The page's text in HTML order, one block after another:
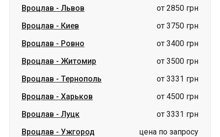
Вроцлав - Львов
от 2850 грн
Вроцлав - Киев
от 3750 грн
Вроцлав - Ровно
от 3400 грн
Вроцлав - Житомир
от 3500 грн
Вроцлав - Тернополь
от 3331 грн
Вроцлав - Харьков
от 4500 грн
Вроцлав - Луцк
от 3331 грн
Вроцлав - Ужгород цена по запросу